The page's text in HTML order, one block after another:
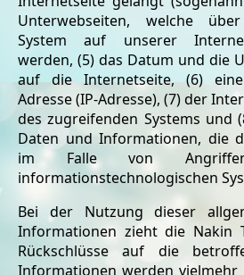
Unterwebseiten, welche
System auf unserer
werden, (5) das Datum und die
auf die Internetseite, (6)
Adresse (IP-Adresse), (7) der
des zugreifenden Systems und
Daten und Informationen, die
im Falle von
informationstechnologischen
Bei der Nutzung dieser
Informationen zieht die Nakin
Rückschlüsse auf die
Informationen werden